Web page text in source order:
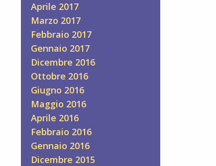
Aprile 2017
Marzo 2017
Febbraio 2017
Gennaio 2017
Dicembre 2016
Ottobre 2016
Giugno 2016
Maggio 2016
Aprile 2016
Febbraio 2016
Gennaio 2016
Dicembre 2015